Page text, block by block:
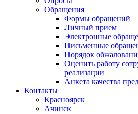
Обращения
Формы обращений
Личный прием
Электронные
Письменные
Порядок
Оценить работу
реализации
Анкета качества
Контакты
Красноярск
Ачинск